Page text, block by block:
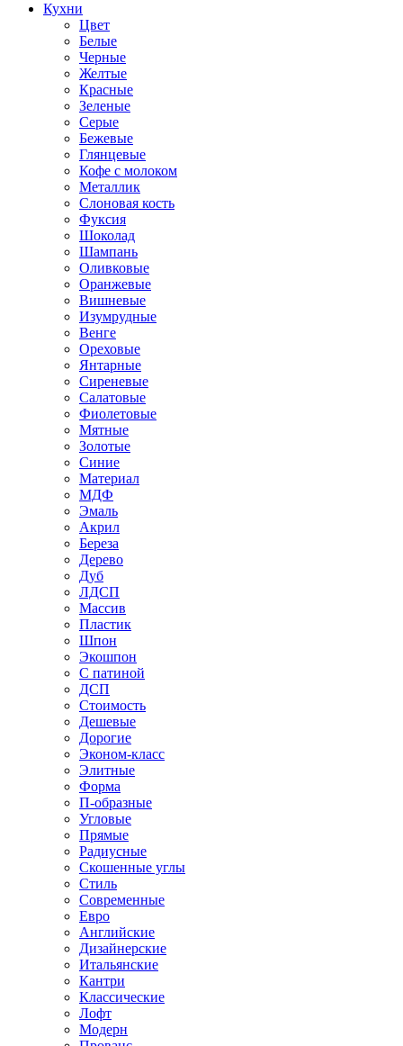
Кухни
Цвет
Белые
Черные
Желтые
Красные
Зеленые
Серые
Бежевые
Глянцевые
Кофе с молоком
Металлик
Слоновая кость
Фуксия
Шоколад
Шампань
Оливковые
Оранжевые
Вишневые
Изумрудные
Венге
Ореховые
Янтарные
Сиреневые
Салатовые
Фиолетовые
Мятные
Золотые
Синие
Материал
МДФ
Эмаль
Акрил
Береза
Дерево
Дуб
ЛДСП
Массив
Пластик
Шпон
Экошпон
С патиной
ДСП
Стоимость
Дешевые
Дорогие
Эконом-класс
Элитные
Форма
П-образные
Угловые
Прямые
Радиусные
Скошенные углы
Стиль
Современные
Евро
Английские
Дизайнерские
Итальянские
Кантри
Классические
Лофт
Модерн